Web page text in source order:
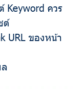
Keyword ควร
ต์
URL ของหน้า